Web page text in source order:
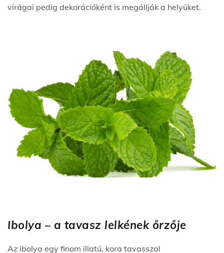
virágai pedig dekorációként is megállják a helyüket.
Ibolya – a tavasz lelkének őrzője
Az ibolya egy finom illatú, kora tavasszal